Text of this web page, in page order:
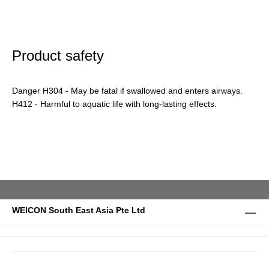
Product safety
Danger H304 - May be fatal if swallowed and enters airways.
H412 - Harmful to aquatic life with long-lasting effects.
WEICON South East Asia Pte Ltd